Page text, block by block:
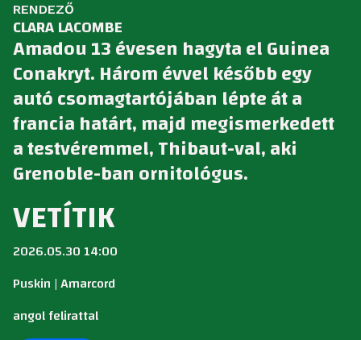
RENDEZŐ
CLARA LACOMBE
Amadou 13 évesen hagyta el Guinea
Conakryt. Három évvel később egy
autó csomagtartójában lépte át a
francia határt, majd megismerkedett
a testvéremmel, Thibaut-val, aki
Grenoble-ban ornitológus.
VETÍTIK
2026.05.30 14:00
Puskin | Amarcord
angol felirattal